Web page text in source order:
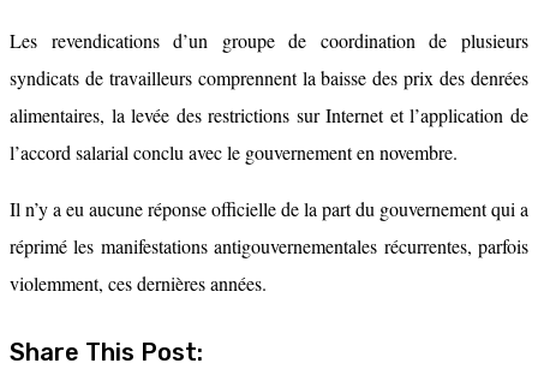
Les revendications d’un groupe de coordination de plusieurs
syndicats de travailleurs comprennent la baisse des prix des denrées
alimentaires, la levée des restrictions sur Internet et l’application de
l’accord salarial conclu avec le gouvernement en novembre.
Il n’y a eu aucune réponse officielle de la part du gouvernement qui a
réprimé les manifestations antigouvernementales récurrentes, parfois
violemment, ces dernières années.
Share This Post: